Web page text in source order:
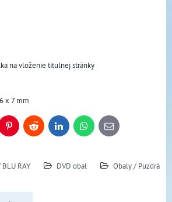
na vloženie titulnej stránky
x 7 mm
PinterestReddit LinkedInWhatsApp
E-
mail
RAY DVD obal
Obaly / Puzdrá